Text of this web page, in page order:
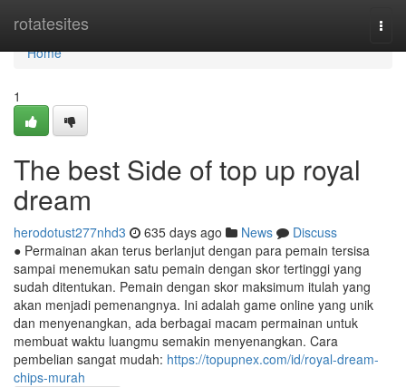
rotatesites
Home
Home
1
The best Side of top up royal
dream
herodotust277nhd3 635 days ago News
Discuss
● Permainan akan terus berlanjut dengan para pemain tersisa
sampai menemukan satu pemain dengan skor tertinggi yang
sudah ditentukan. Pemain dengan skor maksimum itulah yang
akan menjadi pemenangnya. Ini adalah game online yang unik
dan menyenangkan, ada berbagai macam permainan untuk
membuat waktu luangmu semakin menyenangkan. Cara
pembelian sangat mudah: https://topupnex.com/id/royal-dream-
chips-murah